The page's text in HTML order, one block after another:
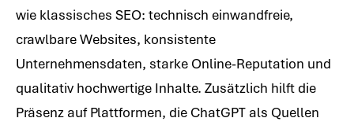
wie klassisches SEO: technisch einwandfreie,
crawlbare Websites, konsistente
Unternehmensdaten, starke Online-Reputation und
qualitativ hochwertige Inhalte. Zusätzlich hilft die
Präsenz auf Plattformen, die ChatGPT als Quellen